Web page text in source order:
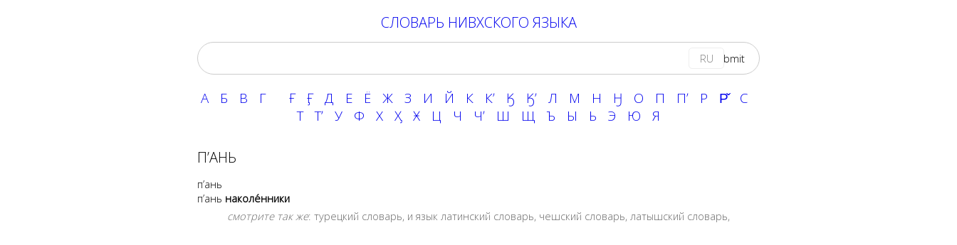
СЛОВАРЬ НИВХСКОГО ЯЗЫКА
RU
А Б В Г Ғ Ӻ Д Е Ё Ж З И Й К Кʼ Ӄ Ӄʼ Л М Н Ӈ О П Пʼ Р Р̌
С
Т
Тʼ У Ф Х Ӽ Ӿ Ц Ч Чʼ Ш Щ Ъ Ы Ь Э Ю Я
П’АНЬ
п’ань
п’ань наколе́нники
смотрите так же: турецкий словарь, и язык латинский словарь, чешский словарь, латышский словарь,